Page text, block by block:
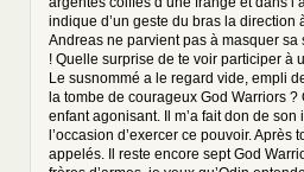
indique d’un geste du bras la direction
Andreas ne parvient pas à masquer
! Quelle surprise de te voir participer à
Le susnommé a le regard vide, empli
la tombe de courageux God Warriors
enfant agonisant. Il m’a fait don de
l’occasion d’exercer ce pouvoir.
appelés. Il reste encore sept God